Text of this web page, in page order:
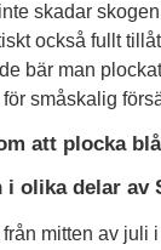
skadar
också fullt
bär man
småskalig
att plocka
i olika delar av
mitten av juli i